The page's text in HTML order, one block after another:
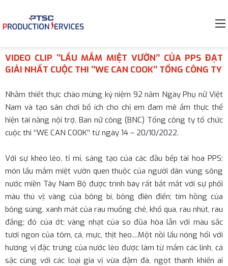
VIDEO CLIP ‘’LẨU MẮM MIỆT VƯỜN’’ CỦA PPS ĐẠT
GIẢI NHẤT CUỘC THI ‘’WE CAN COOK’’ TỔNG CÔNG TY
Nhằm thiết thực chào mừng kỷ niệm 92 năm Ngày Phụ nữ Việt
Nam và tạo sân chơi bổ ích cho chị em đam mê ẩm thực thể
hiện tài năng nội trợ, Ban nữ công (BNC) Tổng công ty tổ chức
cuộc thi ‘’WE CAN COOK’’ từ ngày 14 – 20/10/2022.
Với sự khéo léo, tỉ mỉ, sáng tạo của các đầu bếp tài hoa PPS;
món lẩu mắm miệt vườn quen thuộc của người dân vùng sông
nước miền Tây Nam Bộ được trình bày rất bắt mắt với sự phối
màu thú vị: vàng của bông bí, bông điên điển; tím hồng của
bông súng, xanh mát của rau muống chẻ, khổ qua, rau nhút, rau
đắng; đỏ của ớt; vàng nhạt của so đũa hòa lẫn với màu sắc
tươi ngon của tôm, cá, mực, thịt heo…Một nồi lẩu nóng hổi với
hương vị đặc trưng của nước lèo được làm từ mắm các linh, cá
sặc cùng với các loại gia vị vừa đậm đà, ngọt thanh khiến ai